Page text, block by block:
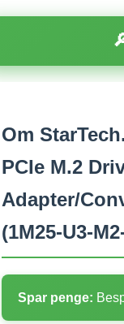
Om
PCIe M.2
Adapter/
(1M25-U3-
Spar penge: